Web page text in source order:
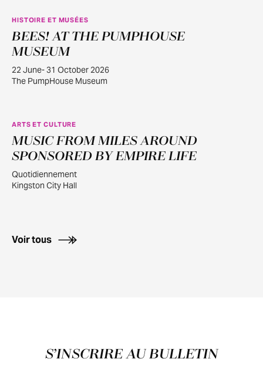
JUIN
22
HISTOIRE ET MUSÉES
BEES! AT THE PUMPHOUSE
MUSEUM
22 June- 31 October 2026
The PumpHouse Museum
JUILL.
30
ARTS ET CULTURE
MUSIC FROM MILES AROUND
SPONSORED BY EMPIRE LIFE
Quotidiennement
Kingston City Hall
Voir tous
Pied de pageS’INSCRIRE AU BULLETIN